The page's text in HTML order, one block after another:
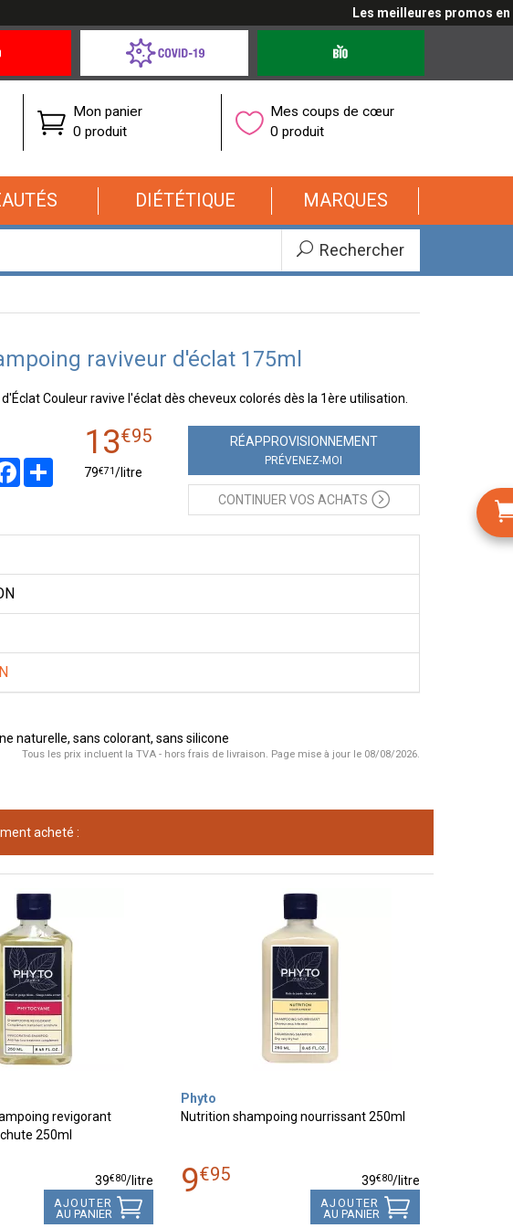
Les meilleures promos en
Coronavirus
Mon panier
0 produit
Mes coups de cœur
0 produit
DIÉTÉTIQUE MARQUES
Rechercher
raviveur d'éclat 175ml
Couleur ravive l'éclat dès cheveux colorés dès la 1ère utilisation.
FacebookPartager
13€95
79€71/litre
RÉAPPROVISIONNEMENT
PRÉVENEZ-MOI
CONTINUER VOS ACHATS
naturelle, sans colorant, sans silicone
Tous les prix incluent la TVA - hors frais de livraison. Page mise à jour le 08/08/2026.
acheté :
revigorant
250ml
39€80/litre
AJOUTER
AU PANIER
Phyto
Nutrition shampoing nourrissant 250ml
9€95 39€80/litre
AJOUTER
AU PANIER